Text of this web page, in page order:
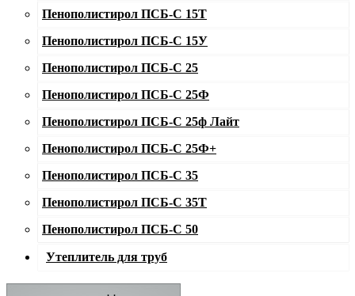
Пенополистирол ПСБ-С 15T
Пенополистирол ПСБ-С 15У
Пенополистирол ПСБ-С 25
Пенополистирол ПСБ-С 25Ф
Пенополистирол ПСБ-С 25ф Лайт
Пенополистирол ПСБ-С 25Ф+
Пенополистирол ПСБ-С 35
Пенополистирол ПСБ-С 35Т
Пенополистирол ПСБ-С 50
Утеплитель для труб